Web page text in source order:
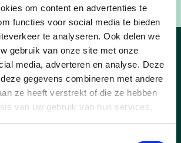
om content en advertenties te
functies voor social media te bieden
te analyseren. Ook delen we
gebruik van onze site met onze
media, adverteren en analyse. Deze
gegevens combineren met andere
ze heeft verstrekt of die ze hebben
van uw gebruik van hun services.
in Bornem